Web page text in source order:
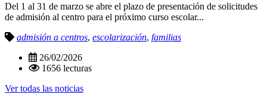
Del 1 al 31 de marzo se abre el plazo de presentación de solicitudes
de admisión al centro para el próximo curso escolar...
admisión a centros, escolarización, familias
26/02/2026
1656 lecturas
Ver todas las noticias